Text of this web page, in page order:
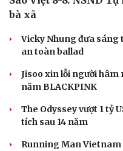
bà xã
Vicky Nhung đưa
an toàn ballad
Jisoo xin lỗi người hâm
năm BLACKPINK
The Odyssey vượt 1 tỷ
tích sau 14 năm
Running Man Vietnam